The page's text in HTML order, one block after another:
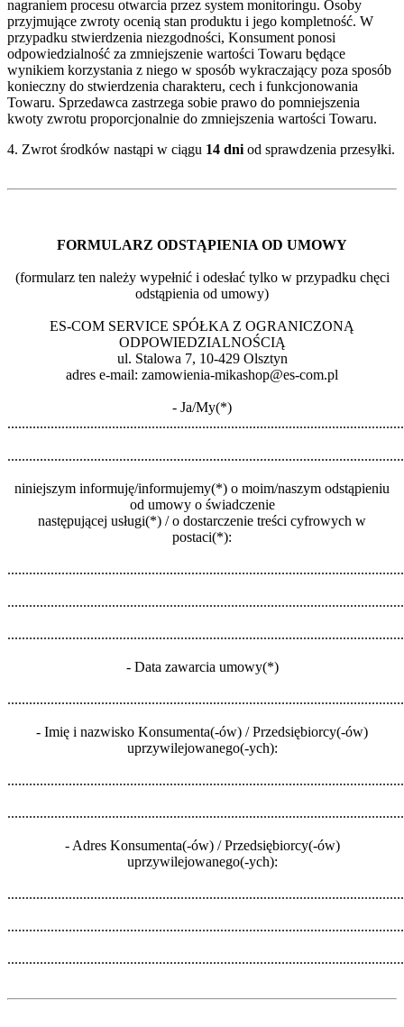
nagraniem procesu otwarcia przez system monitoringu. Osoby
przyjmujące zwroty ocenią stan produktu i jego kompletność. W
przypadku stwierdzenia niezgodności, Konsument ponosi
odpowiedzialność za zmniejszenie wartości Towaru będące
wynikiem korzystania z niego w sposób wykraczający poza sposób
konieczny do stwierdzenia charakteru, cech i funkcjonowania
Towaru. Sprzedawca zastrzega sobie prawo do pomniejszenia
kwoty zwrotu proporcjonalnie do zmniejszenia wartości Towaru.
4. Zwrot środków nastąpi w ciągu 14 dni od sprawdzenia przesyłki.
FORMULARZ ODSTĄPIENIA OD UMOWY
(formularz ten należy wypełnić i odesłać tylko w przypadku chęci
odstąpienia od umowy)
ES-COM SERVICE SPÓŁKA Z OGRANICZONĄ
ODPOWIEDZIALNOŚCIĄ
ul. Stalowa 7, 10-429 Olsztyn
adres e-mail: zamowienia-mikashop@es-com.pl
- Ja/My(*)
niniejszym informuję/informujemy(*) o moim/naszym odstąpieniu
od umowy o świadczenie
następującej usługi(*) / o dostarczenie treści cyfrowych w
postaci(*):
- Data zawarcia umowy(*)
- Imię i nazwisko Konsumenta(-ów) / Przedsiębiorcy(-ów)
uprzywilejowanego(-ych):
- Adres Konsumenta(-ów) / Przedsiębiorcy(-ów)
uprzywilejowanego(-ych):